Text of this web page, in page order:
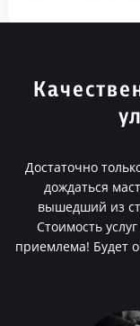
Достаточно
дождаться
вышедший из
Стоимость
приемлема! Будет